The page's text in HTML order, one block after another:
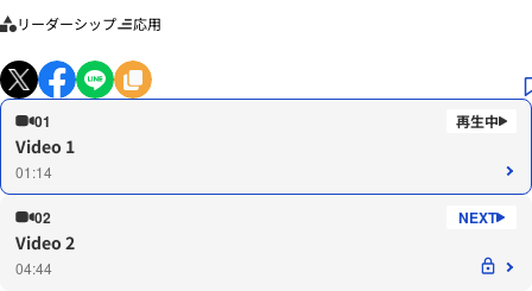
リーダーシップ 応用
01
Video 1
01:14
02
Video 2
04:44